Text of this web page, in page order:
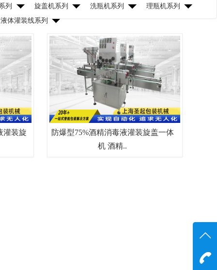
列 旋盖机系列 洗瓶机系列
理瓶机系列
液体灌装线系列
灌装旋
防爆型75%酒精消毒液灌装旋盖一体
机 酒精..